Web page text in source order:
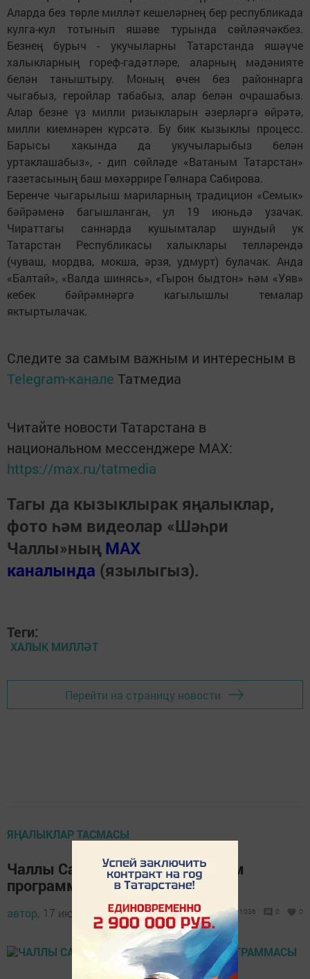
Аларда без төрле милләт кешеләрнең бер республикада
кулга-кул тотынып яшәве турында сөйләячәкбез.
Безнең бурыч - укучыларны Татарстанда яшәүче
халыкларның гореф-гадәтләре, аларның мәдәнияте
белән таныштыру. Моның өчен без районнарга
чыгабыз, геройлар табабыз, алар белән очрашабыз.
Алар безне үз милли ризыкларын әзерләргә өйрәтә,
милли киемнәрен күрсәтә. Бу бик кызыклы процесс.
Барысы хакында да укучыларыбыз белән
уртаклашабыз», - дип сөйләде «Ватаным Татарстан»
газетасының баш мөхәррире Гөлнара Сабирова.
Беренче чыгарылыш мариларның традицион «Семык»
бәйрәменә багышланган, ул 19 июньдә узачак.
Чираттагы саннарда кушымталар шундый ук
Татарстан Республикасы халыклары телләрендә
(чуваш, мордва, мокша, әрзя, удмурт) булачак. Анда
«Балтай», «Валда шинясь», «Гырон быдтон» һәм «Уяв»
кебек бәйрәмнәргә кагылышлы темалар
яктыртылачак.
Следите за самым важным и интересным в
Telegram-канале Татмедиа
Читайте новости Татарстана в
национальном мессенджере MАХ:
https://max.ru/tatmedia
Тагы да кызыклырак яңалыклар,
фото һәм видеолар «Шәһри
Чаллы»ның MAX
каналында (язылыгыз).
Теги:
ХАЛЫК МИЛЛӘТ
Перейти на страницу новости
ЯҢАЛЫКЛАР ТАСМАСЫ
Чаллы Сабан туе – 2021: бәйрәм
программасы
автор, 17 июнь 2021 - 14:52 1036 0 0